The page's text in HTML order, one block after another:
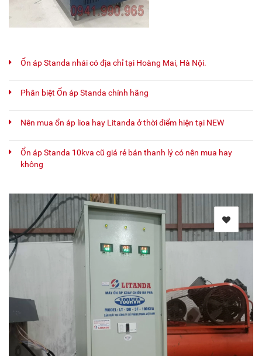
Ổn áp Standa nhái có địa chỉ tại Hoàng Mai, Hà Nội.
Phân biệt Ổn áp Standa chính hãng
Nên mua ổn áp lioa hay Litanda ở thời điểm hiện tại NEW
Ổn áp Standa 10kva cũ giá rẻ bán thanh lý có nên mua hay
không